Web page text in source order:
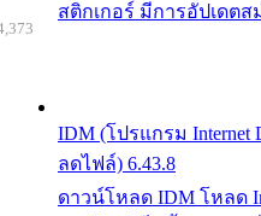
สติกเกอร์ มีการอัปเดตส
IDM (โปรแกรม Internet
ลดไฟล์) 6.43.8
ดาวน์โหลด IDM โหลด